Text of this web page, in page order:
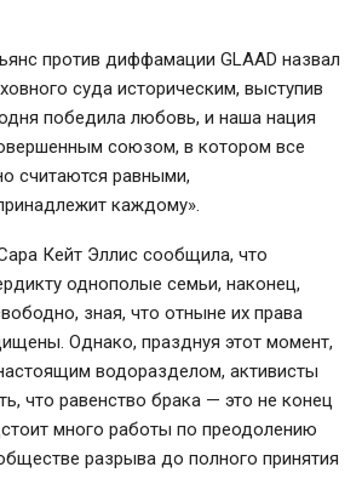
против диффамации GLAAD назвал
суда историческим, выступив
победила любовь, и наша нация
союзом, в котором все
считаются равными,
каждому».
Кейт Эллис сообщила, что
однополые семьи, наконец,
зная, что отныне их права
Однако, празднуя этот момент,
водоразделом, активисты
что равенство брака — это не конец
много работы по преодолению
разрыва до полного принятия